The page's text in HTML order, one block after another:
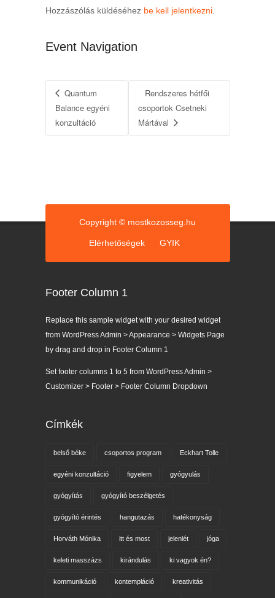
Hozzászólás küldéséhez be kell jelentkezni.
Event Navigation
Quantum
Balance egyéni
konzultáció
Rendszeres hétfői
csoportok Csetneki
Mártával
Copyright © mostkozosseg.hu
Elérhetőségek GYIK
Footer Column 1
Replace this sample widget with your desired widget
from WordPress Admin > Appearance > Widgets Page
by drag and drop in Footer Column 1
Set footer columns 1 to 5 from WordPress Admin >
Customizer > Footer > Footer Column Dropdown
Címkék
belső béke csoportos program Eckhart Tolle
egyéni konzultáció figyelem gyógyulás
gyógyítás gyógyító beszélgetés
gyógyító érintés hangutazás hatékonyság
Horváth Mónika itt és most jelenlét jóga
keleti masszázs kirándulás ki vagyok én?
kommunikáció kontempláció kreativitás